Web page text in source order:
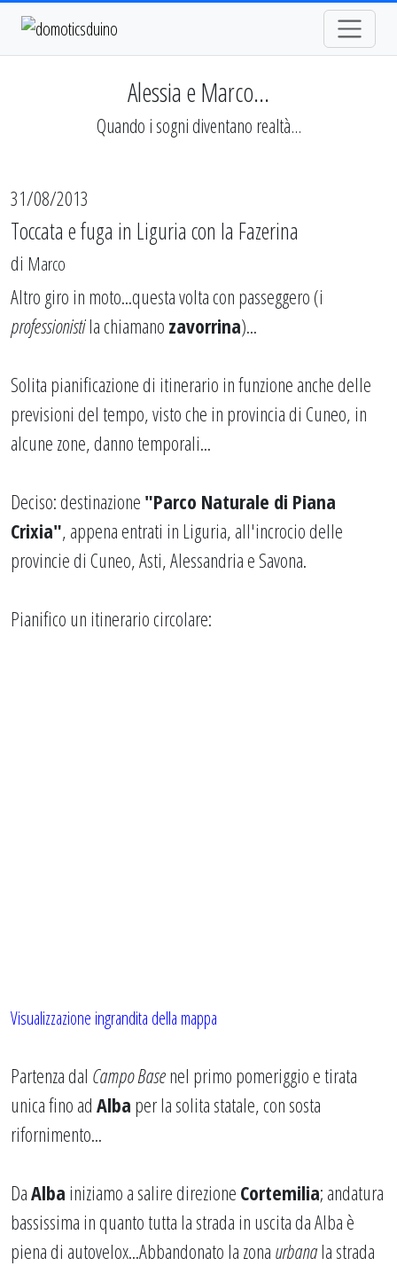
Alessia e Marco...
Quando i sogni diventano realtà...
31/08/2013
Toccata e fuga in Liguria con la Fazerina
di Marco
Altro giro in moto...questa volta con passeggero (i
professionistila chiamano zavorrina)...
Solita pianificazione di itinerario in funzione anche delle
previsioni del tempo, visto che in provincia di Cuneo, in
alcune zone, danno temporali...
Deciso: destinazione "Parco Naturale di Piana
Crixia", appena entrati in Liguria, all'incrocio delle
provincie di Cuneo, Asti, Alessandria e Savona.
Pianifico un itinerario circolare:
Visualizzazione ingrandita della mappa
Partenza dal Campo Basenel primo pomeriggio e tirata
unica fino ad Alba per la solita statale, con sosta
rifornimento...
DaAlba iniziamo a salire direzione Cortemilia; andatura
bassissima in quanto tutta la strada in uscita da Alba è
piena di autovelox...Abbandonato la zona urbanala strada